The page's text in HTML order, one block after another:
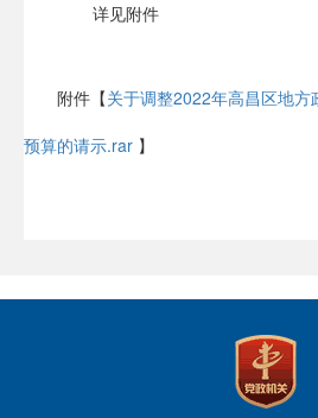
详见附件
附件【关于调整2022年高昌区地
预算的请示.rar 】